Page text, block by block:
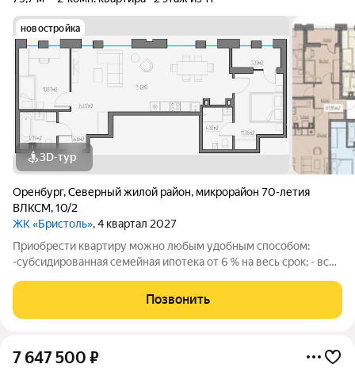
новостройка
3D-тур
Оренбург,Северный жилой район, микрорайон 70-летия
ВЛКСМ,10/2
ЖК «Бристоль», 4 квартал 2027
Приобрести квартиру можно любым удобным способом:
-субсидированная семейная ипотека от 6 % на весь срок; - все
-дистанционная покупка. ЖК «Бристоль» это монолитные дома
комфорт-класса в
Позвонить
7 647 500 ₽